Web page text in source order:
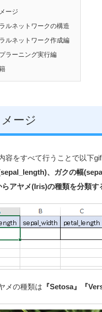
ージ
ルネットワークの構造
ルネットワーク作成編
ラーニング実行編
ージ
容をすべて行うことで以下gif
、ガクの幅
らアヤメ(Iris)の種類を分類す
メの種類は 『Setosa』『